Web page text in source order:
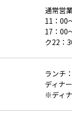
通常営
11：00
17：00
ク22：
ランチ
ディナ
※ディ